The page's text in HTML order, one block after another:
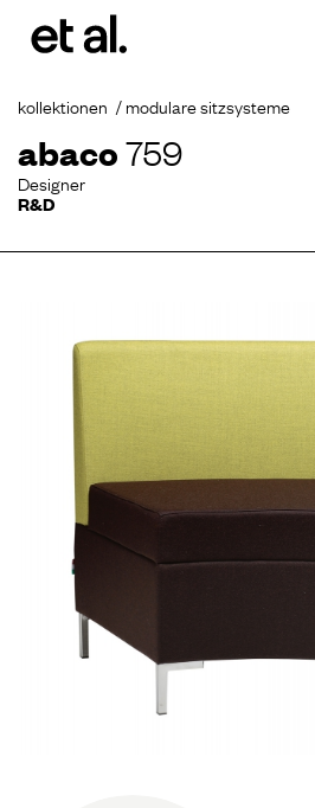
kollektionen modulare sitzsysteme
abaco759
Designer
R&D